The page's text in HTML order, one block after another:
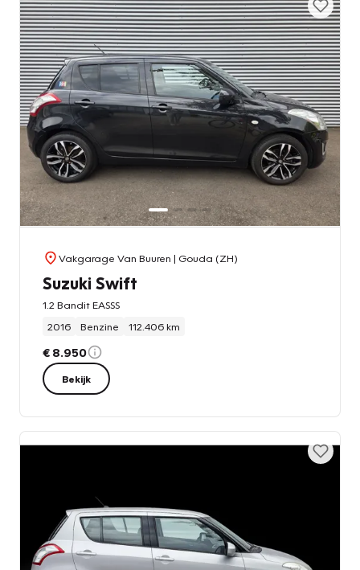
Vakgarage Van Buuren | Gouda (ZH)
Suzuki Swift
1.2 Bandit EASSS
2016
Benzine 112.406 km
€ 8.950
Bekijk